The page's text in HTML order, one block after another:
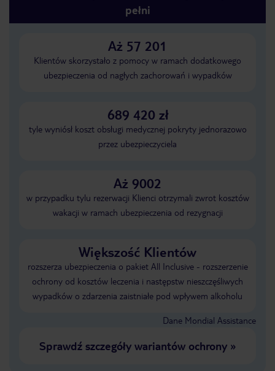
pełni
Aż 57 201
Klientów skorzystało z pomocy w ramach dodatkowego
ubezpieczenia od nagłych zachorowań i wypadków
689 420 zł
tyle wyniósł koszt obsługi medycznej pokryty jednorazowo
przez ubezpieczyciela
Aż 9002
w przypadku tylu rezerwacji Klienci otrzymali zwrot kosztów
wakacji w ramach ubezpieczenia od rezygnacji
Większość Klientów
rozszerza ubezpieczenia o pakiet All Inclusive - rozszerzenie
ochrony od kosztów leczenia i następstw nieszczęśliwych
wypadków o zdarzenia zaistniałe pod wpływem alkoholu
Dane Mondial Assistance
Sprawdź szczegóły wariantów ochrony»